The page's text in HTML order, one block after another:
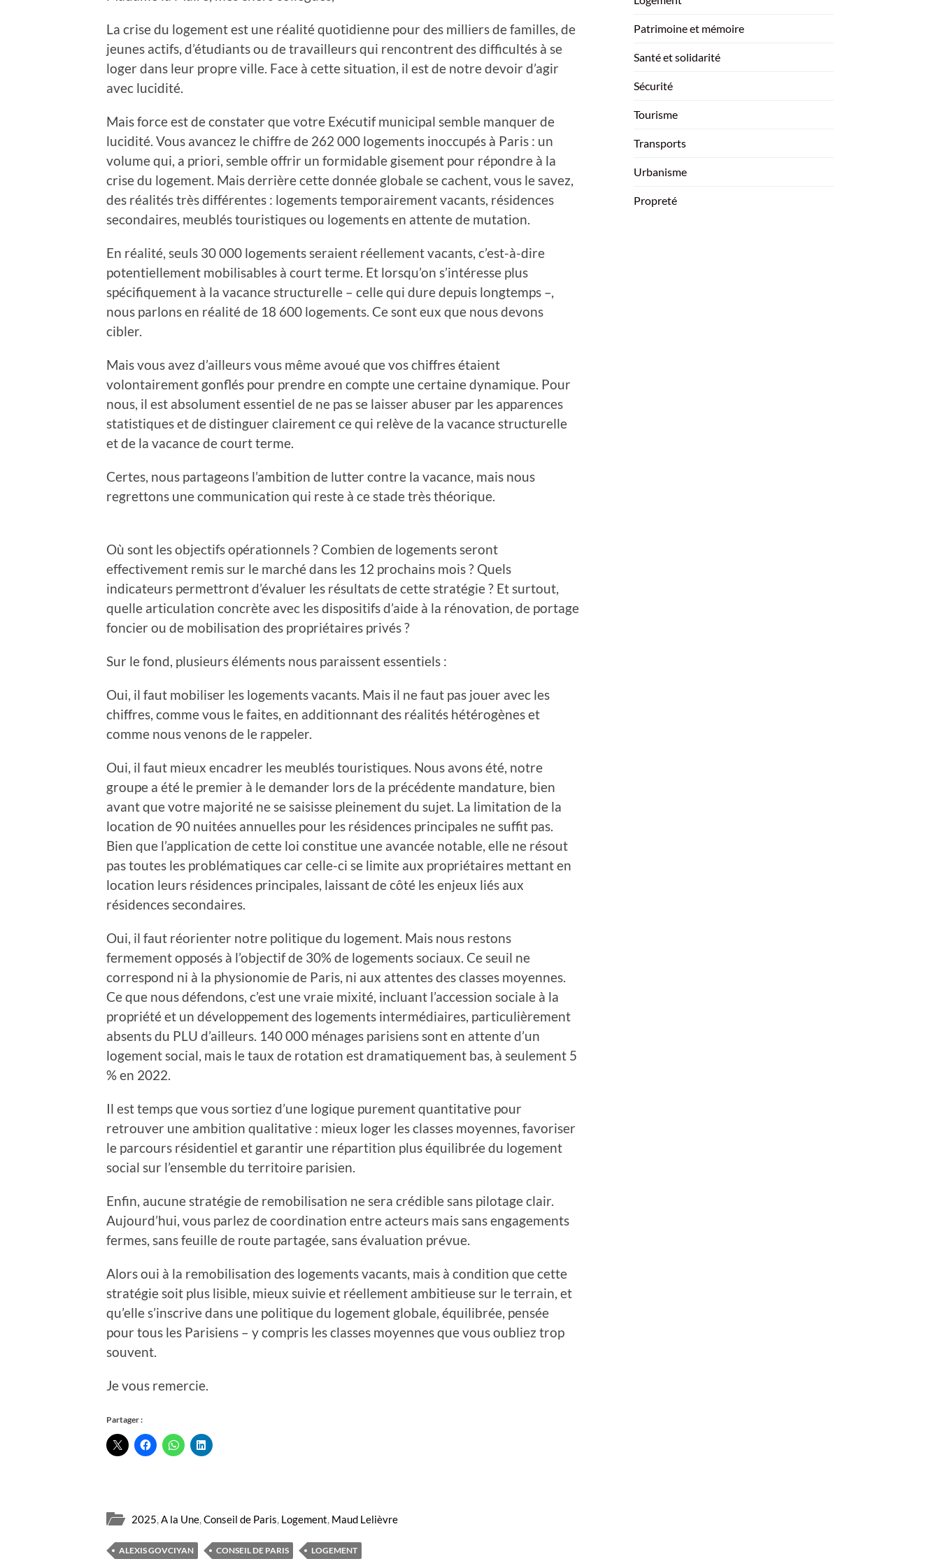
La crise du logement est une réalité quotidienne pour des milliers de familles, de
jeunes actifs, d’étudiants ou de travailleurs qui rencontrent des difficultés à se
loger dans leur propre ville. Face à cette situation, il est de notre devoir d’agir
avec lucidité.
Mais force est de constater que votre Exécutif municipal semble manquer de
lucidité. Vous avancez le chiffre de 262 000 logements inoccupés à Paris : un
volume qui, a priori, semble offrir un formidable gisement pour répondre à la
crise du logement. Mais derrière cette donnée globale se cachent, vous le savez,
des réalités très différentes : logements temporairement vacants, résidences
secondaires, meublés touristiques ou logements en attente de mutation.
En réalité, seuls 30 000 logements seraient réellement vacants, c’est-à-dire
potentiellement mobilisables à court terme. Et lorsqu’on s’intéresse plus
spécifiquement à la vacance structurelle – celle qui dure depuis longtemps –,
nous parlons en réalité de 18 600 logements. Ce sont eux que nous devons
cibler.
Mais vous avez d’ailleurs vous même avoué que vos chiffres étaient
volontairement gonflés pour prendre en compte une certaine dynamique. Pour
nous, il est absolument essentiel de ne pas se laisser abuser par les apparences
statistiques et de distinguer clairement ce qui relève de la vacance structurelle
et de la vacance de court terme.
Certes, nous partageons l’ambition de lutter contre la vacance, mais nous
regrettons une communication qui reste à ce stade très théorique.
Où sont les objectifs opérationnels ? Combien de logements seront
effectivement remis sur le marché dans les 12 prochains mois ? Quels
indicateurs permettront d’évaluer les résultats de cette stratégie ? Et surtout,
quelle articulation concrète avec les dispositifs d’aide à la rénovation, de portage
foncier ou de mobilisation des propriétaires privés ?
Sur le fond, plusieurs éléments nous paraissent essentiels :
Oui, il faut mobiliser les logements vacants. Mais il ne faut pas jouer avec les
chiffres, comme vous le faites, en additionnant des réalités hétérogènes et
comme nous venons de le rappeler.
Oui, il faut mieux encadrer les meublés touristiques. Nous avons été, notre
groupe a été le premier à le demander lors de la précédente mandature, bien
avant que votre majorité ne se saisisse pleinement du sujet. La limitation de la
location de 90 nuitées annuelles pour les résidences principales ne suffit pas.
Bien que l’application de cette loi constitue une avancée notable, elle ne résout
pas toutes les problématiques car celle-ci se limite aux propriétaires mettant en
location leurs résidences principales, laissant de côté les enjeux liés aux
résidences secondaires.
Oui, il faut réorienter notre politique du logement. Mais nous restons
fermement opposés à l’objectif de 30% de logements sociaux. Ce seuil ne
correspond ni à la physionomie de Paris, ni aux attentes des classes moyennes.
Ce que nous défendons, c’est une vraie mixité, incluant l’accession sociale à la
propriété et un développement des logements intermédiaires, particulièrement
absents du PLU d’ailleurs. 140 000 ménages parisiens sont en attente d’un
logement social, mais le taux de rotation est dramatiquement bas, à seulement 5
% en 2022.
Il est temps que vous sortiez d’une logique purement quantitative pour
retrouver une ambition qualitative : mieux loger les classes moyennes, favoriser
le parcours résidentiel et garantir une répartition plus équilibrée du logement
social sur l’ensemble du territoire parisien.
Enfin, aucune stratégie de remobilisation ne sera crédible sans pilotage clair.
Aujourd’hui, vous parlez de coordination entre acteurs mais sans engagements
fermes, sans feuille de route partagée, sans évaluation prévue.
Alors oui à la remobilisation des logements vacants, mais à condition que cette
stratégie soit plus lisible, mieux suivie et réellement ambitieuse sur le terrain, et
qu’elle s’inscrive dans une politique du logement globale, équilibrée, pensée
pour tous les Parisiens – y compris les classes moyennes que vous oubliez trop
souvent.
Je vous remercie.
Partager :
2025,A la Une,Conseil de Paris, Logement, Maud Lelièvre
ALEXIS GOVCIYAN CONSEIL DE PARIS LOGEMENT
Patrimoine et mémoire
Santé et solidarité
Sécurité
Tourisme
Transports
Urbanisme
Propreté